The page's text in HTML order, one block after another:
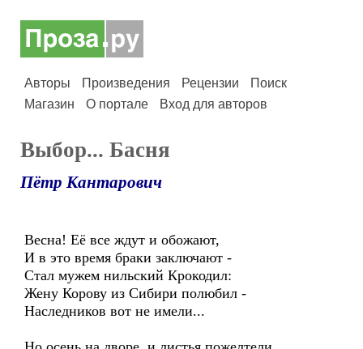
Авторы Произведения Рецензии
Поиск
Магазин
О портале Вход для авторов
Выбор... Басня
Пётр Кантарович
Весна! Её все ждут и обожают,
И в это время браки заключают -
Стал мужем нильский Крокодил:
Жену Корову из Сибири полюбил -
Наследников вот не имели...